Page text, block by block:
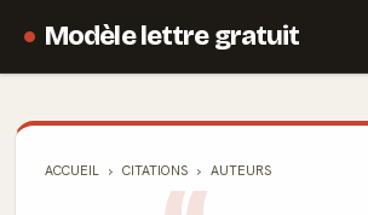
Modèle lettre gratuit
ACCUEIL CITATIONS AUTEURS